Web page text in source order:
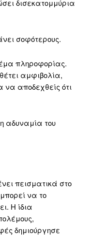
δισεκατομμύρια
σοφότερους.
πληροφορίας.
αμφιβολία,
να αποδεχθείς ότι
αδυναμία του
πεισματικά στο
να το
Η ίδια
δημιούργησε